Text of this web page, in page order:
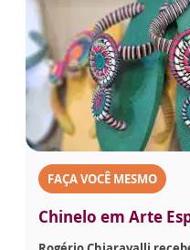
FAÇA VOCÊ MESMO
Chinelo em Arte